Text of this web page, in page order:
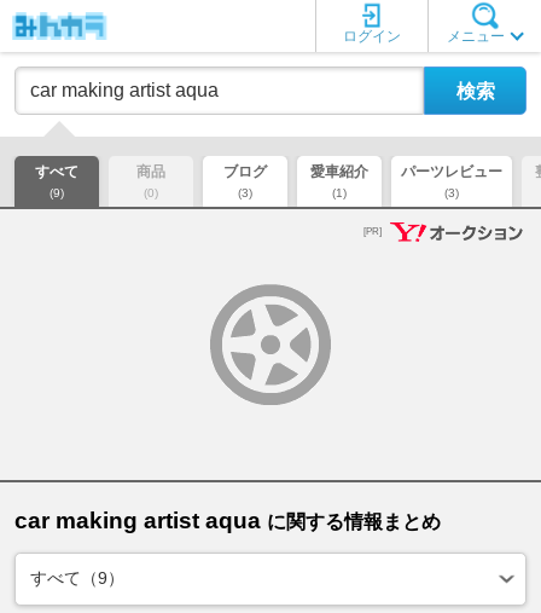
メニュー
ログイン
すべて
(9)
商品
(0)
ブログ
(3)
愛車紹介
(1)
パーツレビュー
(3)
[PR]
car making artist aqua に関する情報まとめ